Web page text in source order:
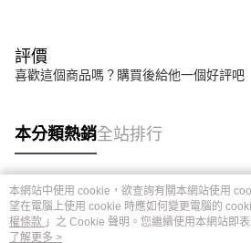
評價
喜歡這個商品嗎？購買後給他一個好評吧
本分類熱銷全站排行
熱門標籤
本網站中使用 cookie，欲查詢有關本網站使用
望在電腦上使用 cookie 時應如何變更電腦的
權條款 」之 Cookie 聲明。您繼續使用本網站即
用條款之 Cookie 聲明使用 cookie。
了解更多 >